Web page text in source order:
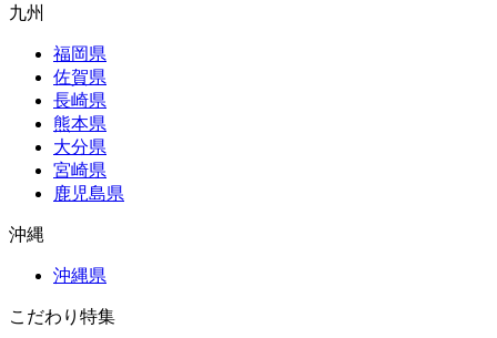
九州
福岡県
佐賀県
長崎県
熊本県
大分県
宮崎県
鹿児島県
沖縄
沖縄県
こだわり特集